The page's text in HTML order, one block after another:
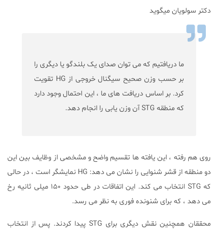
دکتر سولویان میگوید
ما دریافتیم که می توان صدای یک بلندگو یا دیگری را
بر حسب وزن صحیح سیگنال خروجی از HG تقویت
کرد. بر اساس دریافت های ما ، این احتمال وجود دارد
که منطقه STG آن وزن یابی را انجام دهد.
روی هم رفته ، این یافته ها تقسیم واضح و مشخصی از وظایف بین این
دو منطقه از قشر شنوایی را نشان می دهد: HG نمایشگر است ، در حالی
که STG انتخاب می کند. این اتفاقات در طی حدود ۱۵۰ میلی ثانیه رخ
می دهد ، که برای شنونده فوری به نظر می رسد.
محققان همچنین نقش دیگری برای STG پیدا کردند. پس از انتخاب